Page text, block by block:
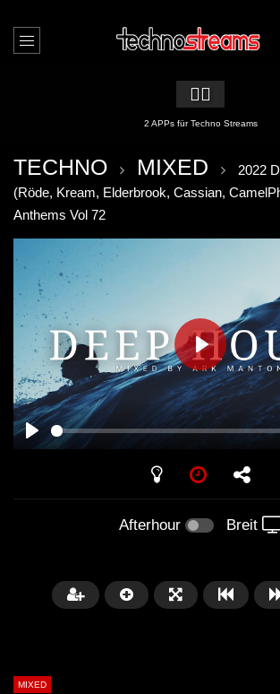
🏳️‍🌈
2 APPs für Techno Streams
TECHNO MIXED
2022
(Röde, Kream, Elderbrook, Cassian,
Anthems Vol 72
PLAY
PLAY
Afterhour Breit
MIXED